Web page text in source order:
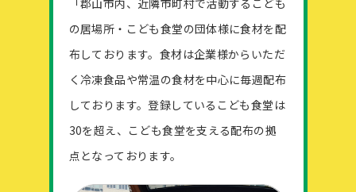
「郡山市内、近隣市町村で活動するこども
の居場所・こども食堂の団体様に食材を配
布しております。食材は企業様からいただ
く冷凍食品や常温の食材を中心に毎週配布
しております。登録しているこども食堂は
30を超え、こども食堂を支える配布の拠
点となっております。